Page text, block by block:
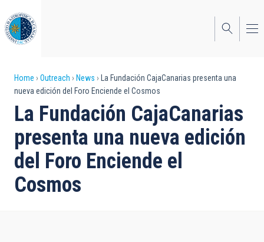
to
main
content
Breadcrumb
Home Outreach News
La Fundación CajaCanarias presenta una
nueva edición del Foro Enciende el Cosmos
La Fundación CajaCanarias
presenta una nueva edición
del Foro Enciende el
Cosmos